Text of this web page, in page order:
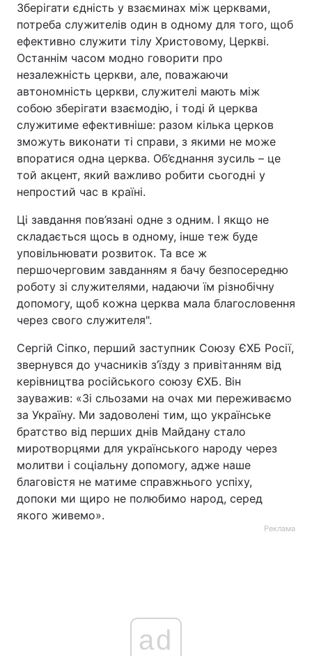
Зберігати єдність у взаєминах між церквами,
потреба служителів один в одному для того, щоб
ефективно служити тілу Христовому, Церкві.
Останнім часом модно говорити про
незалежність церкви, але, поважаючи
автономність церкви, служителі мають між
собою зберігати взаємодію, і тоді й церква
служитиме ефективніше: разом кілька церков
зможуть виконати ті справи, з якими не може
впоратися одна церква. Об’єднання зусиль – це
той акцент, який важливо робити сьогодні у
непростий час в країні.
Ці завдання пов’язані одне з одним. І якщо не
складається щось в одному, інше теж буде
уповільнювати розвиток. Та все ж
першочерговим завданням я бачу безпосередню
роботу зі служителями, надаючи їм різнобічну
допомогу, щоб кожна церква мала благословення
через свого служителя".
Сергій Сіпко, перший заступник Союзу ЄХБ Росії,
звернувся до учасників з’їзду з привітанням від
керівництва російського союзу ЄХБ. Він
зауважив: «Зі сльозами на очах ми переживаємо
за Україну. Ми задоволені тим, що українське
братство від перших днів Майдану стало
миротворцями для українського народу через
молитви і соціальну допомогу, адже наше
благовістя не матиме справжнього успіху,
допоки ми щиро не полюбимо народ, серед
якого живемо».
Реклама
ad